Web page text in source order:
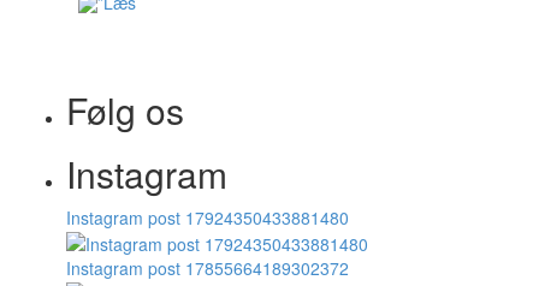
Følg os
Instagram
Instagram post 17924350433881480
Instagram post 17855664189302372